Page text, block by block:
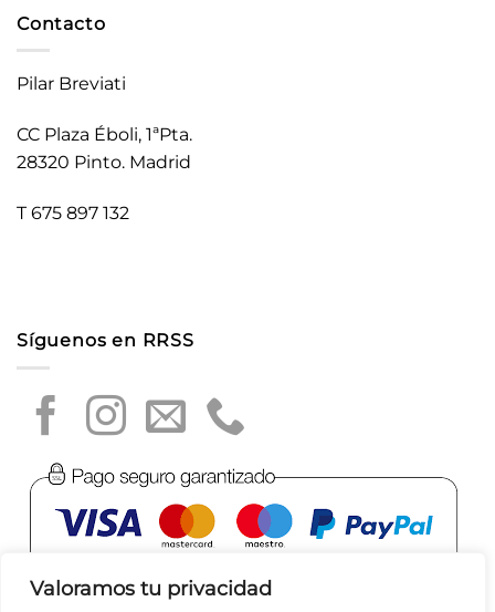
Valoramos tu privacidad
Contacto
Pilar Breviati
CC Plaza Éboli, 1ªPta.
28320 Pinto. Madrid
T 675 897 132
Síguenos en RRSS